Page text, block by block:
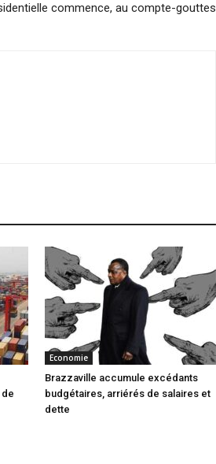
commence, au compte-gouttes
Economie
Brazzaville accumule excédants
budgétaires, arriérés de salaires et
dette